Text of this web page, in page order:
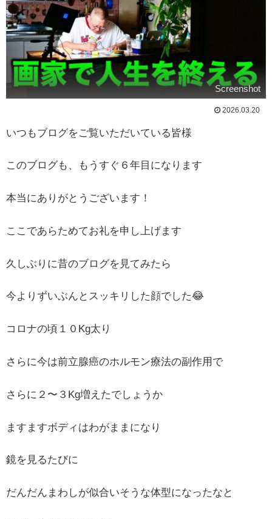
Screenshot
2026.03.20
いつもブログをご覧いただいている皆様
このブログも、もうすぐ６年目になります
本当にありがとうございます！
ここであらためてお礼を申し上げます
久しぶりに昔のブログを見てみたら
今よりずいぶんとスッキリした顔でした😂
コロナの頃１０Kg太り
さらに今は前立腺癌のホルモン療法の副作用で
さらに２〜３Kg増えたでしょうか
ますますボディはわがままになり
鏡を見るたびに
だんだんまわしが似合いそうな体型になったなと